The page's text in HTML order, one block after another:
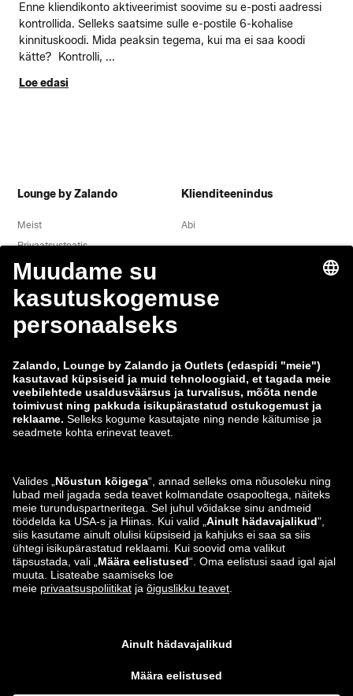
Enne kliendikonto aktiveerimist soovime su e-posti aadressi
kontrollida. Selleks saatsime sulle e-postile 6-kohalise
kinnituskoodi. Mida peaksin tegema, kui ma ei saa koodi
kätte? Kontrolli, ...
Loe edasi
Lounge by Zalando
Meist
Privaatsusteatis
Õigusteave
Tingimused
Taganemine
Töökohad
Teavita haavatavusest
Tooteohutus
Klienditeenindus
Abi
Zalando Grupp
ABOUT YOU
Makseviisid
Leiad meid ka siit Saatmis- ja tarnepartner